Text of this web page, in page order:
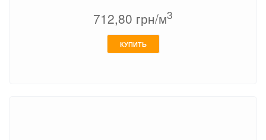
712,80 грн/м3
КУПИТЬ